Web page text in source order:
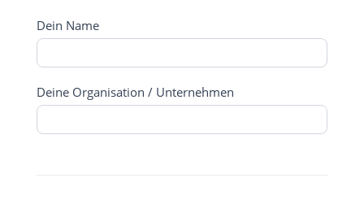
Dein Name
Deine Organisation / Unternehmen